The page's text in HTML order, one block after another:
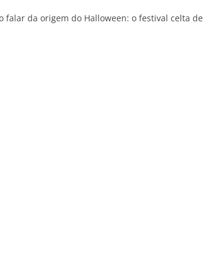
falar da origem do Halloween: o festival celta de